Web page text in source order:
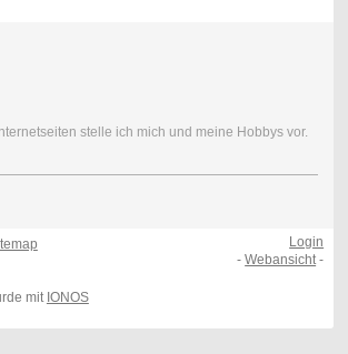
stelle ich mich und meine Hobbys vor.
mit IONOS
Login
-Webansicht-